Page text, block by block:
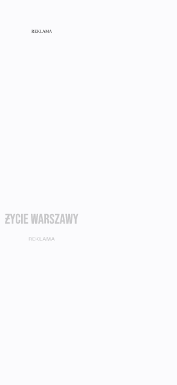
REKLAMA